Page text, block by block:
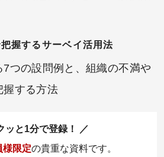
握するサーベイ活用法
つの設問例と、組織の不満や
握する方法
ッと1分で登録！
様限定の貴重な資料です。